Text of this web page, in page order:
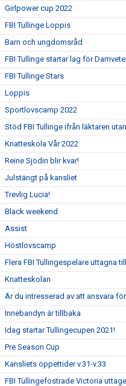
Girlpower cup 2022
FBI Tullinge Loppis
Barn och ungdomsråd
FBI Tullinge startar lag för
FBI Tullinge Stars
Loppis
Sportlovscamp 2022
Stöd FBI Tullinge ifrån läktaren
Knatteskola Vår 2022
Reine Sjödin blir kvar!
Julstängt på kansliet
Trevlig Lucia!
Black weekend
Assist
Höstlovscamp
Flera FBI Tullingespelare uttagna
Knatteskolan
Är du intresserad av att ansvara
Innebandyn är tillbaka
Idag startar Tullingecupen 2021!
Pre Season Cup
Kansliets öppettider v.31-v.33
FBI Tullingefostrade Victoria